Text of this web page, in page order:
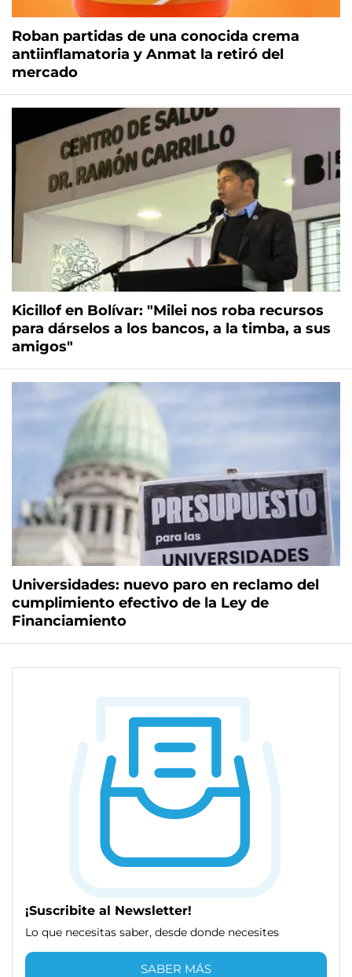
Roban partidas de una conocida crema
antiinflamatoria y Anmat la retiró del
mercado
Kicillof en Bolívar: "Milei nos roba recursos
para dárselos a los bancos, a la timba, a sus
amigos"
Universidades: nuevo paro en reclamo del
cumplimiento efectivo de la Ley de
Financiamiento
¡Suscribite al Newsletter!
Lo que necesitas saber, desde donde necesites
SABER MÁS